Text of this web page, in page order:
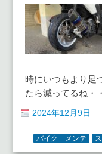
時にいつもより足
たら減ってるね・
2024年12月9日
バイク メンテ